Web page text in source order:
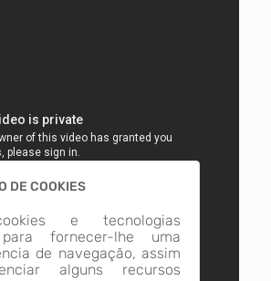
DE COOKIES
e tecnologias
para fornecer-lhe uma
de navegação, assim
alguns recursos